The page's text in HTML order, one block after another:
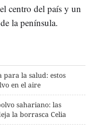
centro del país y un
la península.
la salud: estos
en el aire
sahariano: las
la borrasca Celia